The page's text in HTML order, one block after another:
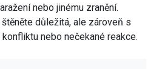
nebo jinému zranění.
důležitá, ale zároveň s
nebo nečekané reakce.